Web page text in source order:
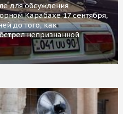
для обсуждения
Карабахе 17 сентября,
до того, как
непризнанной